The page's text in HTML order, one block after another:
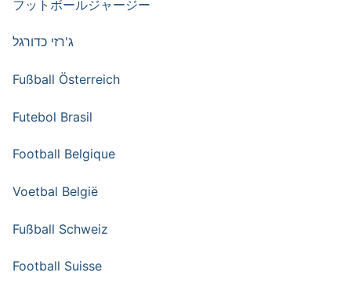
フットボールジャージー
ג'רזי כדורגל
Fußball Österreich
Futebol Brasil
Football Belgique
Voetbal België
Fußball Schweiz
Football Suisse